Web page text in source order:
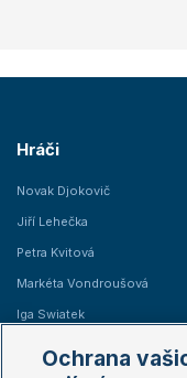
Hráči
Novak Djokovič
Jiří Lehečka
Petra Kvitová
Markéta Vondroušová
Iga Swiatek
Ochrana